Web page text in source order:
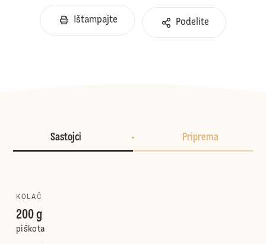
Ištampajte Podelite
Sastojci Priprema
KOLAČ
200 g
piškota